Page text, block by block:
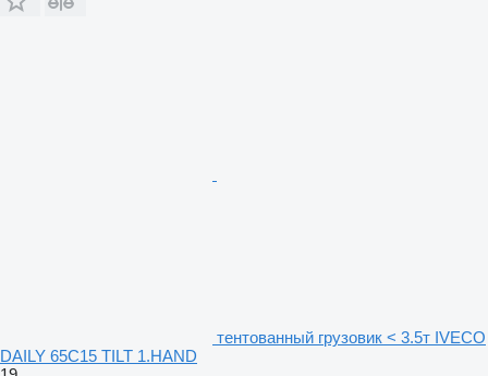
тентованный грузовик < 3.5т IVECO
DAILY 65C15 TILT 1.HAND